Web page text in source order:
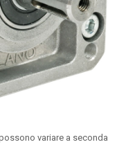
variare a seconda